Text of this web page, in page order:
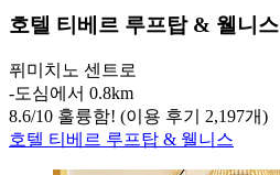
호텔 티베르 루프탑 & 웰니스
퓌미치노 센트로
‐도심에서 0.8km
8.6/10 훌륭함! (이용 후기 2,197개)
호텔 티베르 루프탑 & 웰니스